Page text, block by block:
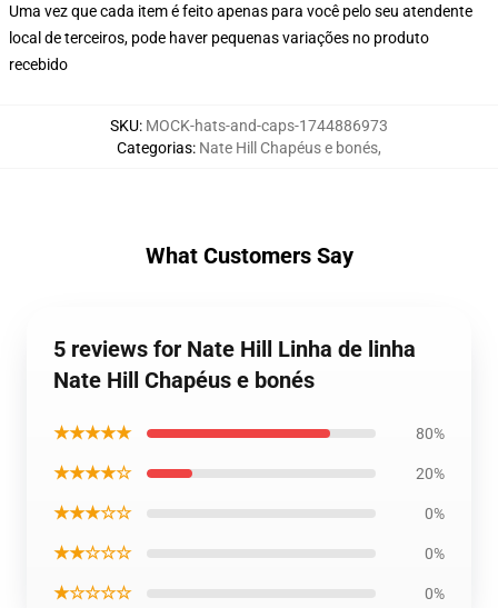
Uma vez que cada item é feito apenas para você pelo seu atendente
local de terceiros, pode haver pequenas variações no produto
recebido
SKU: MOCK-hats-and-caps-1744886973
Categorias: Nate Hill Chapéus e bonés,
What Customers Say
5 reviews for Nate Hill Linha de linha
Nate Hill Chapéus e bonés
★★★★★ 80%
★★★★☆ 20%
★★★☆☆ 0%
★★☆☆☆ 0%
★☆☆☆☆ 0%